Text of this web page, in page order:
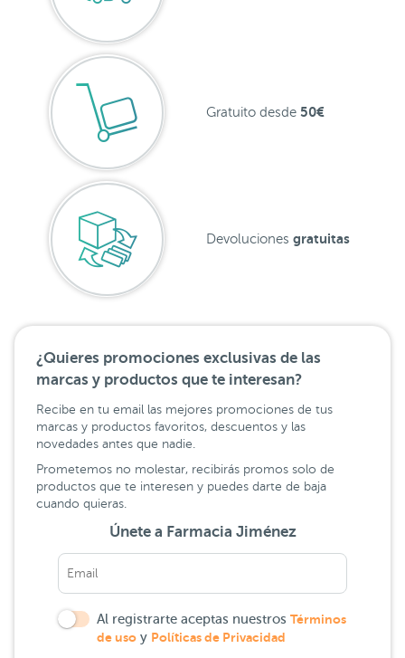
Gratuito desde 50€
Devoluciones gratuitas
¿Quieres promociones exclusivas de las
marcas y productos que te interesan?
Recibe en tu email las mejores promociones de tus
marcas y productos favoritos, descuentos y las
novedades antes que nadie.
Prometemos no molestar, recibirás promos solo de
productos que te interesen y puedes darte de baja
cuando quieras.
Únete a Farmacia Jiménez
Al registrarte aceptas nuestros Términos
de uso y Políticas de Privacidad